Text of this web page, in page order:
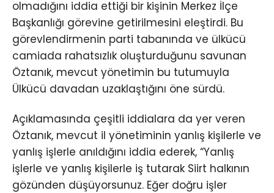
olmadığını iddia ettiği bir kişinin Merkez İlçe
Başkanlığı görevine getirilmesini eleştirdi. Bu
görevlendirmenin parti tabanında ve ülkücü
camiada rahatsızlık oluşturduğunu savunan
Öztanık, mevcut yönetimin bu tutumuyla
Ülkücü davadan uzaklaştığını öne sürdü.
Açıklamasında çeşitli iddialara da yer veren
Öztanık, mevcut il yönetiminin yanlış kişilerle ve
yanlış işlerle anıldığını iddia ederek, “Yanlış
işlerle ve yanlış kişilerle iş tutarak Siirt halkının
gözünden düşüyorsunuz. Eğer doğru işler